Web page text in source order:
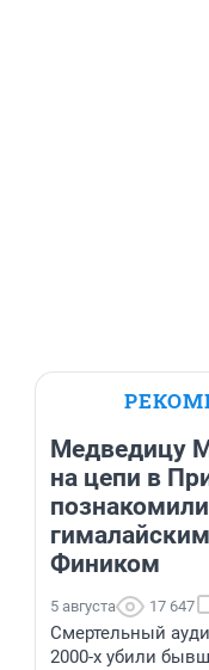
Медведицу
на цепи в
Фиником
5 августа 17 647
Смертельный
2000-х убили